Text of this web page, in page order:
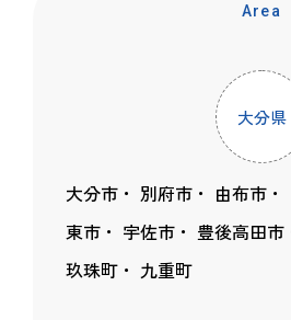
Area
大分県
大分市 別府市 由布市
東市
宇佐市 豊後高田市
玖珠町
九重町